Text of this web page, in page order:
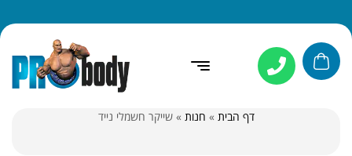
דף הבית » חנות »שייקר חשמלי נייד